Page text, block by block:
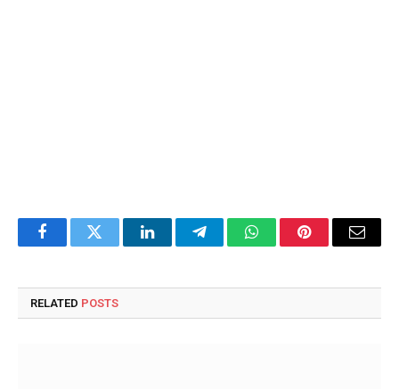
FacebookTwitter LinkedInTelegramWhatsAppPinterestEmail
RELATED POSTS